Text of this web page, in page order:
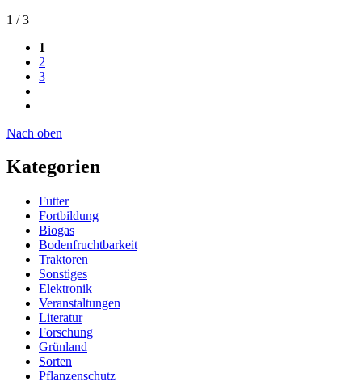
1 / 3
1
2
3
Nach oben
Kategorien
Futter
Fortbildung
Biogas
Bodenfruchtbarkeit
Traktoren
Sonstiges
Elektronik
Veranstaltungen
Literatur
Forschung
Grünland
Sorten
Pflanzenschutz